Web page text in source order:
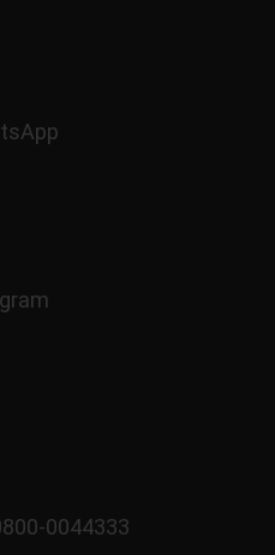
0044333